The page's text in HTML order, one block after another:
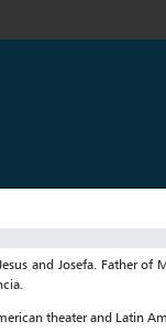
and Josefa. Father
theater and Latin